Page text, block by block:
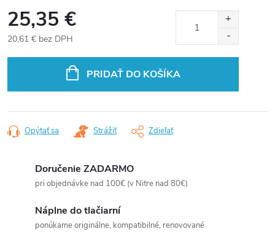
25,35 €
20,61 € bez DPH
PRIDAŤ DO KOŠÍKA
Opýtať sa Strážiť Zdieľať
Doručenie ZADARMO
pri objednávke nad 100€ (v Nitre nad 80€)
Náplne do tlačiarní
ponúkame originálne, kompatibilné, renovované